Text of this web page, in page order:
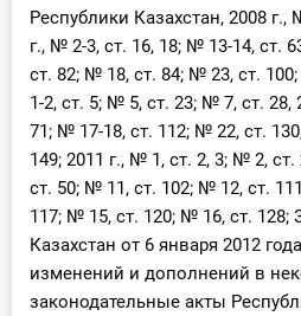
Республики Казахстан, 2008 г.,
г., № 2-3, ст. 16, 18; № 13-14, ст.
ст. 82; № 18, ст. 84; № 23, ст.
1-2, ст. 5; № 5, ст. 23; № 7, ст.
71; № 17-18, ст. 112; № 22, ст.
149; 2011 г., № 1, ст. 2, 3; № 2,
ст. 50; № 11, ст. 102; № 12, ст.
117; № 15, ст. 120; № 16, ст. 128;
Казахстан от 6 января 2012
изменений и дополнений в
законодательные акты